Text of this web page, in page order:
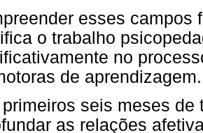
esses campos
o trabalho
no
de aprendizagem.
primeiros seis meses
as relações